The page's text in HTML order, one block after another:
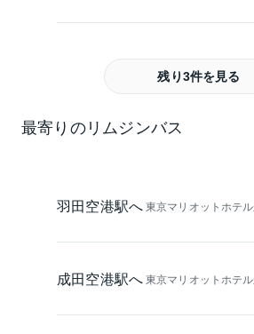
残り3件を見る
最寄りのリムジンバス
羽田空港駅へ東京マリオットホテ
成田空港駅へ東京マリオットホテ